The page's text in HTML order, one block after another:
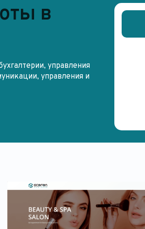
в
управления
управления и